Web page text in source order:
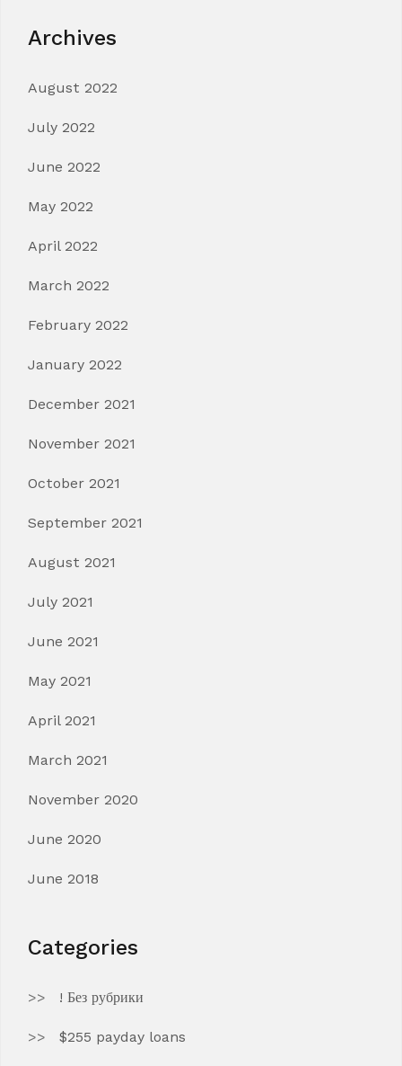
Archives
August 2022
July 2022
June 2022
May 2022
April 2022
March 2022
February 2022
January 2022
December 2021
November 2021
October 2021
September 2021
August 2021
July 2021
June 2021
May 2021
April 2021
March 2021
November 2020
June 2020
June 2018
Categories
! Без рубрики
$255 payday loans